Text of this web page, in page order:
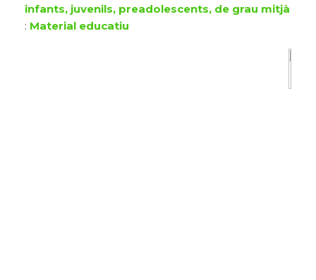
infants, juvenils, preadolescents, de grau mitjà
: Material educatiu